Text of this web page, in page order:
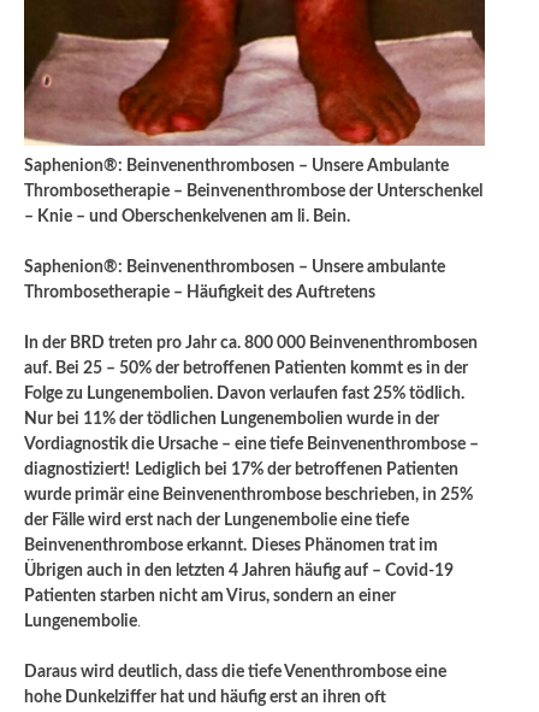
Saphenion®: Beinvenenthrombosen – Unsere Ambulante
Thrombosetherapie – Beinvenenthrombose der Unterschenkel
– Knie – und Oberschenkelvenen am li. Bein.
Saphenion®: Beinvenenthrombosen – Unsere ambulante
Thrombosetherapie – Häufigkeit des Auftretens
In der BRD treten pro Jahr ca. 800 000 Beinvenenthrombosen
auf. Bei 25 – 50% der betroffenen Patienten kommt es in der
Folge zu Lungenembolien. Davon verlaufen fast 25% tödlich.
Nur bei 11% der tödlichen Lungenembolien wurde in der
Vordiagnostik die Ursache – eine tiefe Beinvenenthrombose –
diagnostiziert! Lediglich bei 17% der betroffenen Patienten
wurde primär eine Beinvenenthrombose beschrieben, in 25%
der Fälle wird erst nach der Lungenembolie eine tiefe
Beinvenenthrombose erkannt. Dieses Phänomen trat im
Übrigen auch in den letzten 4 Jahren häufig auf – Covid-19
Patienten starben nicht am Virus, sondern an einer
Lungenembolie.
Daraus wird deutlich, dass die tiefe Venenthrombose eine
hohe Dunkelziffer hat und häufig erst an ihren oft